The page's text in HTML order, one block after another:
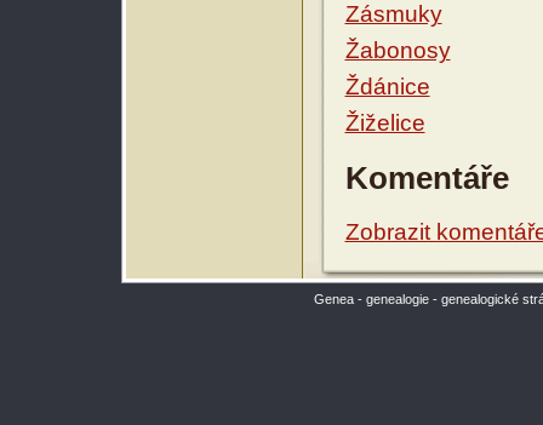
Zásmuky
Žabonosy
Ždánice
Žiželice
Komentáře
Zobrazit
Genea - genealogie - genealogické